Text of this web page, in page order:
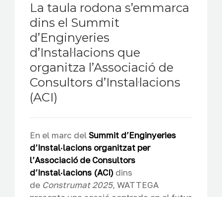
La taula rodona s’emmarca
dins el Summit
d’Enginyeries
d’Instal·lacions que
organitza l’Associació de
Consultors d’Instal·lacions
(ACI)
En el marc delSummit d’Enginyeries
d’Instal·lacions organitzat per
l’Associació de Consultors
d’Instal·lacions (ACI) dins
de Construmat 2025, WATTEGA